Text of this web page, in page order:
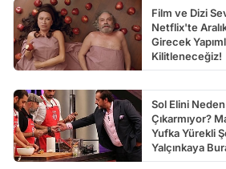
Film ve Dizi
Netflix'te
Girecek
Kilitleneceğiz!
Sol Elini
Çıkarmıyor?
Yufka Yürekli
Yalçınkaya
Gelmemiş